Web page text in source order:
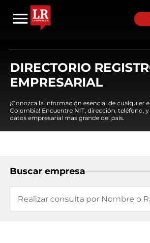
DIRECTORIO
EMPRESARIAL
¡Conozca la información esencial de cualquier
Colombia! Encuentre NIT, dirección, teléfono, y
datos empresarial mas grande del país.
Buscar empresa